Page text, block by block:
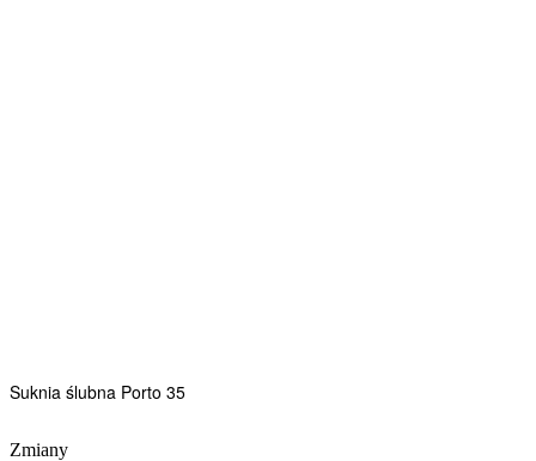
Suknia ślubna Porto 35
Zmiany